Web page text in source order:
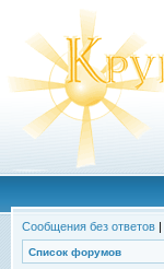
Сообщения без ответов |
Список форумов